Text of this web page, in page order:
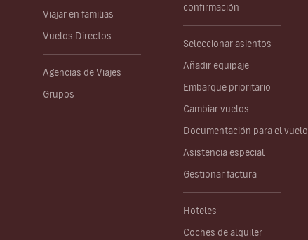
Viajar en familias
Vuelos Directos
Agencias de Viajes
Grupos
confirmación
Seleccionar asientos
Añadir equipaje
Embarque prioritario
Cambiar vuelos
Documentación para el vuelo
Asistencia especial
Gestionar factura
Hoteles
Coches de alquiler